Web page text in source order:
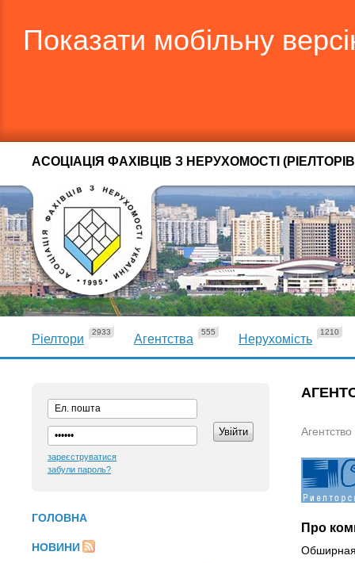
Показати мобільну
АСОЦІАЦІЯ ФАХІВЦІВ З НЕРУХОМОСТІ
Ріелтори
2933
Агентства
555
Нерухомість
1210
зареєструватися
забули пароль?
ГОЛОВНА
НОВИНИ
Про
Обширная